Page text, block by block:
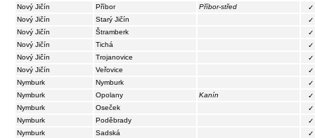
Nový Jičín
Příbor Příbor-střed
✓
Nový Jičín
Starý Jičín
✓
Nový Jičín
Štramberk
✓
Nový Jičín
Tichá
✓
Nový Jičín
Trojanovice
✓
Nový Jičín
Veřovice
✓
Nymburk
Nymburk
✓
Nymburk
Opolany Kanín
✓
Nymburk
Oseček
✓
Nymburk
Poděbrady
✓
Nymburk
Sadská
✓